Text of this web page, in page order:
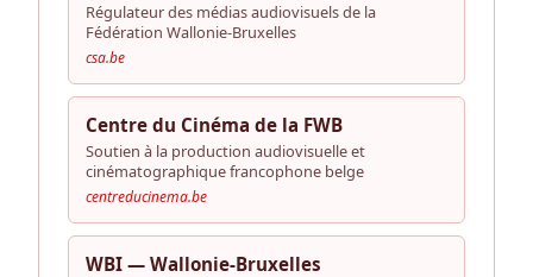
Régulateur des médias audiovisuels de la
Fédération Wallonie-Bruxelles
csa.be
Centre du Cinéma de la FWB
Soutien à la production audiovisuelle et
cinématographique francophone belge
centreducinema.be
WBI — Wallonie-Bruxelles